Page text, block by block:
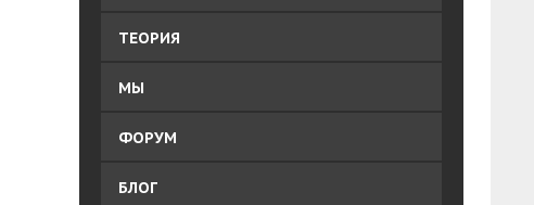
ТЕОРИЯ
МЫ
ФОРУМ
БЛОГ